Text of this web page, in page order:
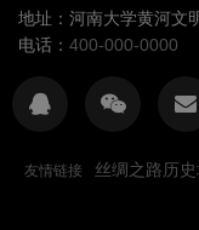
地址：河南大学黄河文
电话： 400-000-0000
友情链接 丝绸之路历